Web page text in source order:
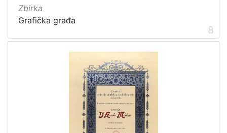
Zbirka
Grafička građa
8